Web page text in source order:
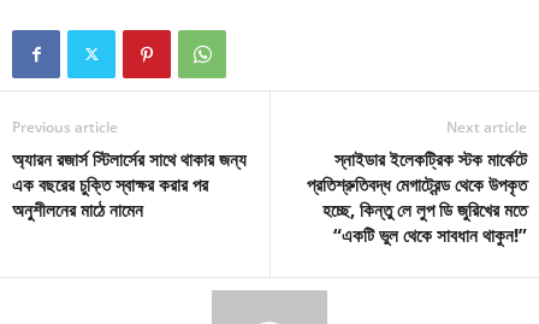
Previous article
অ্যারন রজার্স স্টিলার্সের সাথে থাকার জন্য
এক বছরের চুক্তি স্বাক্ষর করার পর
অনুশীলনের মাঠে নামেন
Next article
স্নাইডার ইলেকট্রিক স্টক মার্কেটে
প্রতিশ্রুতিবদ্ধ মেগাট্রেন্ড থেকে উপকৃত
হচ্ছে, কিন্তু লে লুপ ডি জুরিখের মতে
“একটি ভুল থেকে সাবধান থাকুন!”